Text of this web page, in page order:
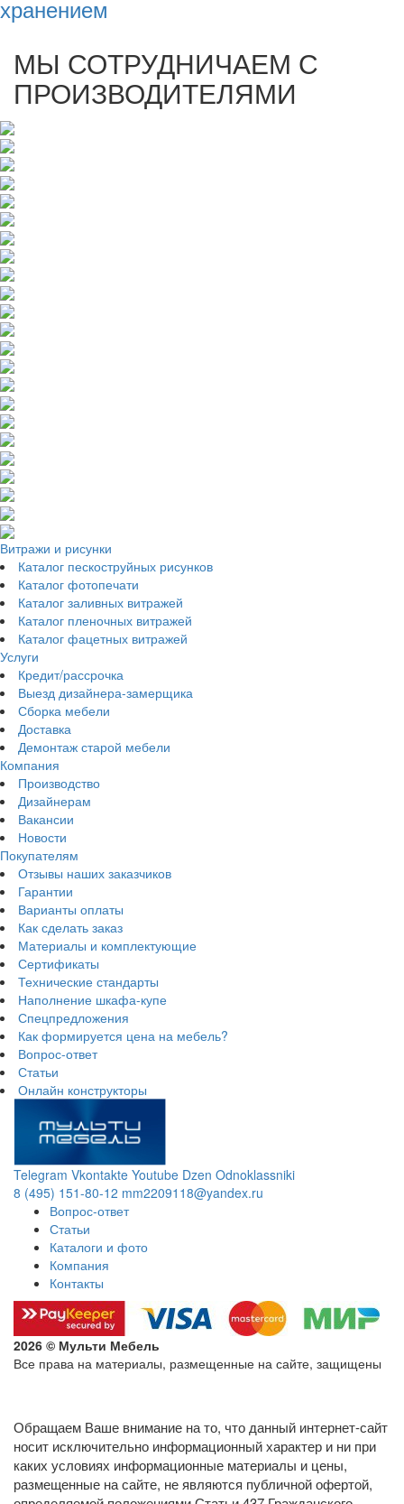
хранением
МЫ СОТРУДНИЧАЕМ С
ПРОИЗВОДИТЕЛЯМИ
Витражи и рисунки
Каталог пескоструйных рисунков
Каталог фотопечати
Каталог заливных витражей
Каталог пленочных витражей
Каталог фацетных витражей
Услуги
Кредит/рассрочка
Выезд дизайнера-замерщика
Сборка мебели
Доставка
Демонтаж старой мебели
Компания
Производство
Дизайнерам
Вакансии
Новости
Покупателям
Отзывы наших заказчиков
Гарантии
Варианты оплаты
Как сделать заказ
Материалы и комплектующие
Сертификаты
Технические стандарты
Наполнение шкафа-купе
Спецпредложения
Как формируется цена на мебель?
Вопрос-ответ
Статьи
Онлайн конструкторы
Telegram Vkontakte Youtube Dzen Odnoklassniki
8 (495) 151-80-12 mm2209118@yandex.ru
Вопрос-ответ
Статьи
Каталоги и фото
Компания
Контакты
2026 © Мульти Мебель
Все права на материалы, размещенные на сайте, защищены
Обращаем Ваше внимание на то, что данный интернет-сайт
носит исключительно информационный характер и ни при
каких условиях информационные материалы и цены,
размещенные на сайте, не являются публичной офертой,